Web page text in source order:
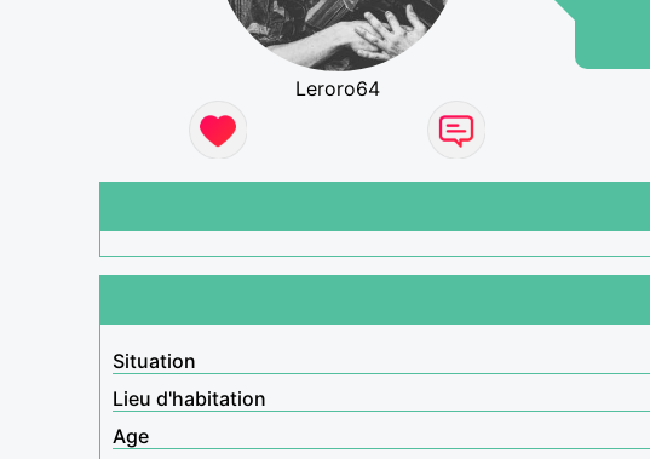
Leroro64
Situation
Lieu d'habitation
Age